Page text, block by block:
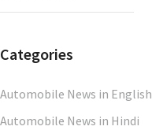
Categories
Automobile News in English
Automobile News in Hindi